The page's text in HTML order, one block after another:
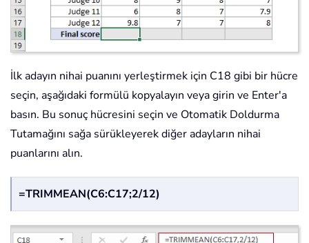
İlk adayın nihai puanını yerleştirmek için C18 gibi bir hücre
seçin, aşağıdaki formülü kopyalayın veya girin ve Enter'a
basın. Bu sonuç hücresini seçin ve Otomatik Doldurma
Tutamağını sağa sürükleyerek diğer adayların nihai
puanlarını alın.
=TRIMMEAN(C6:C17;2/12)